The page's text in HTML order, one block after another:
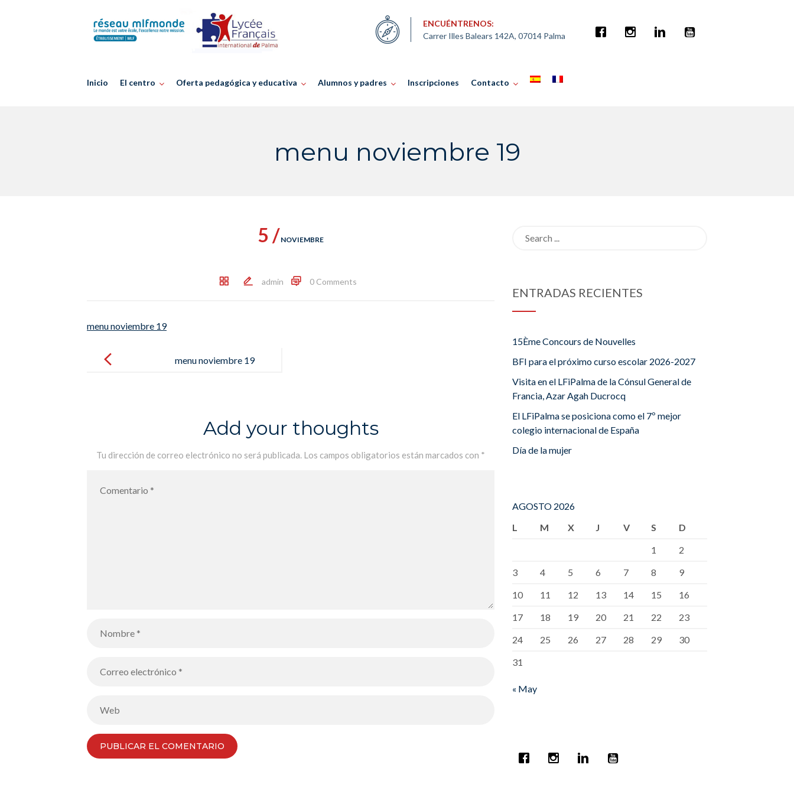
ENCUÉNTRENOS:
Carrer Illes Balears 142A, 07014 Palma
Inicio El centro Oferta pedagógica y educativa Alumnos y padres Inscripciones Contacto
menu noviembre 19
5 / NOVIEMBRE
admin 0 Comments
menu noviembre 19
navigation
menu noviembre 19
Add your thoughts
Tu dirección de correo electrónico no será publicada. Los campos obligatorios están marcados con *
ENTRADAS RECIENTES
15Ème Concours de Nouvelles
BFI para el próximo curso escolar 2026-2027
Visita en el LFiPalma de la Cónsul General de
Francia, Azar Agah Ducrocq
El LFiPalma se posiciona como el 7º mejor
colegio internacional de España
Día de la mujer
AGOSTO 2026
L
M X J V S
D
1
2
3
4 5 6 7 8
9
10
11 12 13 14 15
16
17
18 19 20 21 22
23
24
25 26 27 28 29
30
31
« May